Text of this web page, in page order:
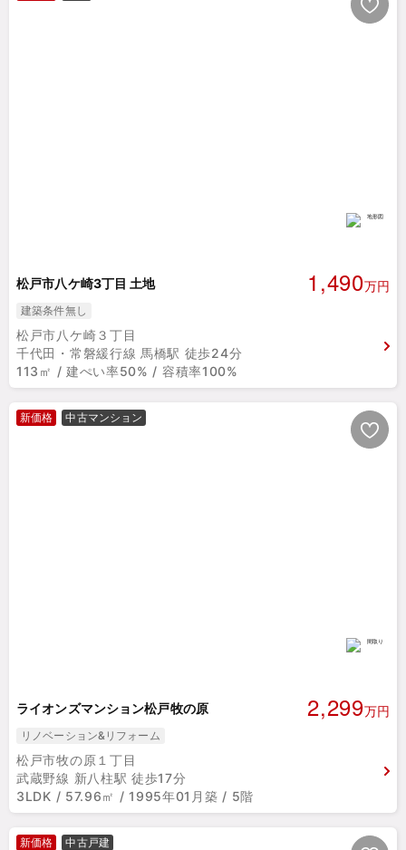
松戸市八ケ崎3丁目 土地 1,490万円
建築条件無し
松戸市八ケ崎３丁目
千代田・常磐緩行線 馬橋駅 徒歩24分
113㎡ / 建ぺい率50% / 容積率100%
新価格 中古マンション
ライオンズマンション松戸牧の原 2,299万円
リノベーション&リフォーム
松戸市牧の原１丁目
武蔵野線 新八柱駅 徒歩17分
3LDK / 57.96㎡ / 1995年01月築 / 5階
新価格 中古戸建